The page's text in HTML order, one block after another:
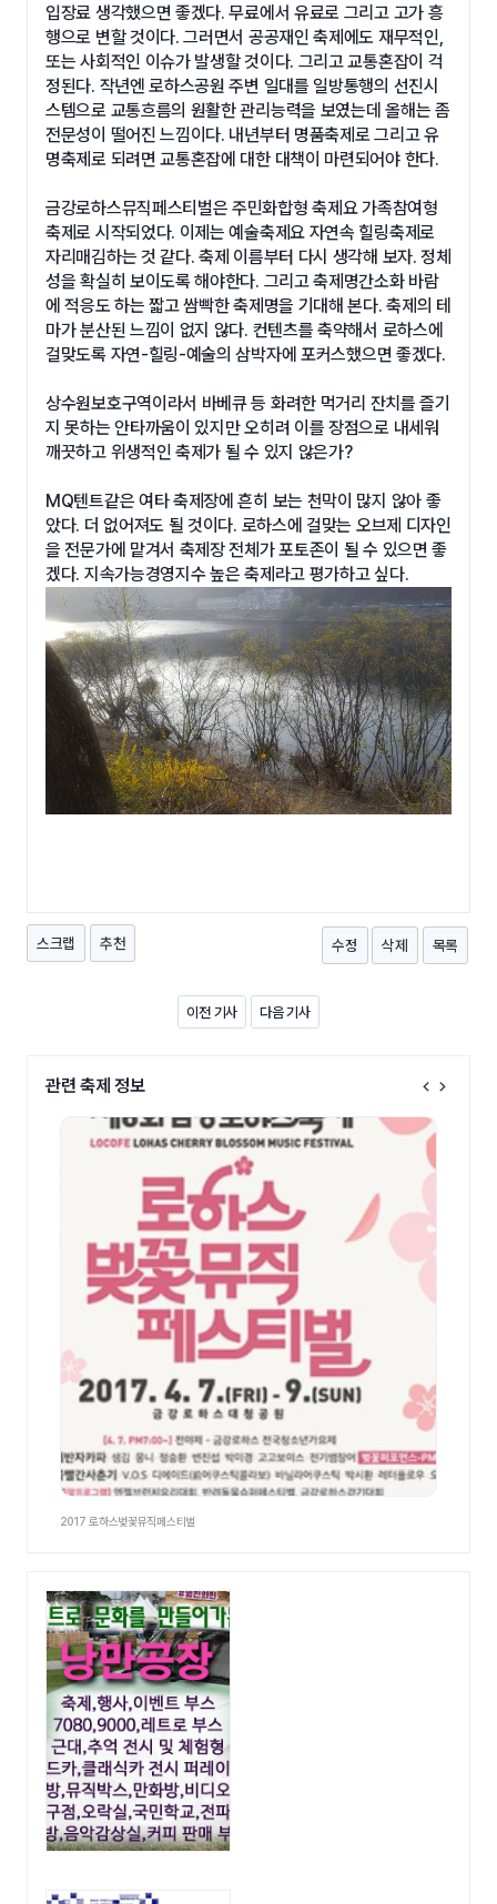
입장료 생각했으면 좋겠다. 무료에서 유료로 그리고 고가 흥
행으로 변할 것이다. 그러면서 공공재인 축제에도 재무적인,
또는 사회적인 이슈가 발생할 것이다. 그리고 교통혼잡이 걱
정된다. 작년엔 로하스공원 주변 일대를 일방통행의 선진시
스템으로 교통흐름의 원활한 관리능력을 보였는데 올해는 좀
전문성이 떨어진 느낌이다. 내년부터 명품축제로 그리고 유
명축제로 되려면 교통혼잡에 대한 대책이 마련되어야 한다.
금강로하스뮤직페스티벌은 주민화합형 축제요 가족참여형
축제로 시작되었다. 이제는 예술축제요 자연속 힐링축제로
자리매김하는 것 같다. 축제 이름부터 다시 생각해 보자. 정체
성을 확실히 보이도록 해야한다. 그리고 축제명간소화 바람
에 적응도 하는 짧고 쌈빡한 축제명을 기대해 본다. 축제의 테
마가 분산된 느낌이 없지 않다. 컨텐츠를 축약해서 로하스에
걸맞도록 자연-힐링-예술의 삼박자에 포커스했으면 좋겠다.
상수원보호구역이라서 바베큐 등 화려한 먹거리 잔치를 즐기
지 못하는 안타까움이 있지만 오히려 이를 장점으로 내세워
깨끗하고 위생적인 축제가 될 수 있지 않은가?
MQ텐트같은 여타 축제장에 흔히 보는 천막이 많지 않아 좋
았다. 더 없어져도 될 것이다. 로하스에 걸맞는 오브제 디자인
을 전문가에 맡겨서 축제장 전체가 포토존이 될 수 있으면 좋
겠다. 지속가능경영지수 높은 축제라고 평가하고 싶다.
수정 삭제 목록
스크랩 추천
이전 기사 다음 기사
관련 축제 정보
2017 로하스벚꽃뮤직페스티벌